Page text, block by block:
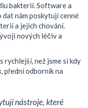
bakterií. Software a
nám poskytují cenné
a jejich chování.
nových léčiv a
rychlejší, než jsme si kdy
přední odborník na
nástroje, které